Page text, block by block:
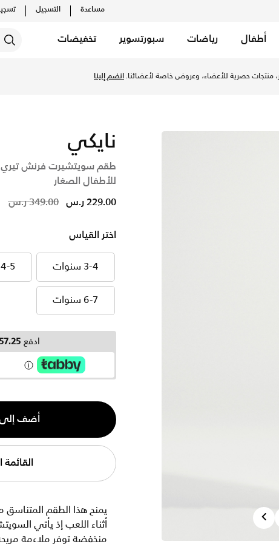
مساعدة التسجيل
أطفال رياضات سبورتسوير تخفيضات
منتجات حصرية للأعضاء، وعروض خاصة لأعضائنا.انضم إلينا
PreviousNext
نايكي
طقم سويتشيرت فرنش
للأطفال الصغار
from
349.00 ر.س to 229.00 ر.س
اختر القياس
3-4 سنوات 3-4 سنوات 4-5 سنوات
6-7 سنوات 6-7 سنوات
ادفع 57.25 ر.س شهرياً
الكمية
1
أضف
يمنح هذا الطقم
أثناء اللعب إذ يأتي
منخفضة توفر ملاءمة